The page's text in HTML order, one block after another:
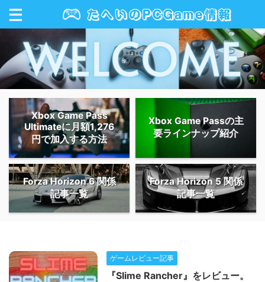
Xbox Game Pass
Ultimateに月額1,276
円で加入する方法
Xbox Game Passの主
要ラインナップ紹介
Forza Horizon 6 関係
記事一覧
Forza Horizon 5 関係
記事一覧
ゲームレビュー記事
『Slime Rancher』をレビュー。